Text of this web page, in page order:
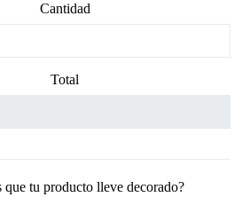
Cantidad
Total
que tu producto lleve decorado?